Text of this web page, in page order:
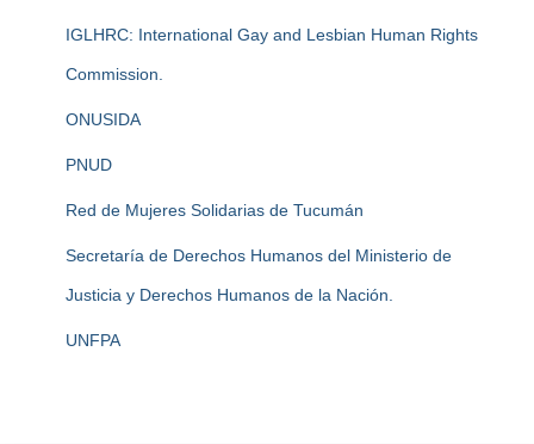
IGLHRC: International Gay and Lesbian Human Rights
Commission.
ONUSIDA
PNUD
Red de Mujeres Solidarias de Tucumán
Secretaría de Derechos Humanos del Ministerio de
Justicia y Derechos Humanos de la Nación.
UNFPA